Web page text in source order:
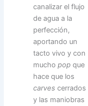
canalizar el flujo
de agua a la
perfección,
aportando un
tacto vivo y con
muchopop que
hace que los
carves cerrados
y las maniobras